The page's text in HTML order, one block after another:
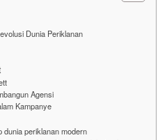
Dunia Periklanan
Agensi
Kampanye
dunia periklanan modern